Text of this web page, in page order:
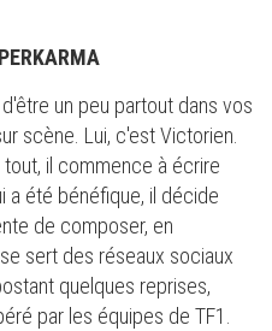
un peu partout dans vos
scène. Lui, c'est Victorien.
tout, il commence à écrire
a été bénéfique, il décide
de composer, en
sert des réseaux sociaux
quelques reprises,
par les équipes de TF1.